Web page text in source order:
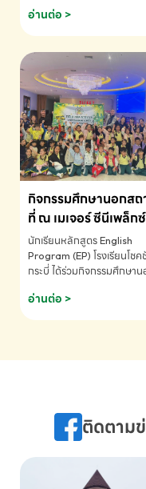
ข้อมูลเพิ่มเติม โทร. 075-
อ่านต่อ >
กิจกรรมศึกษานอกสถ
ที่ ณ เมเจอร์ ซีนีเพล็กซ์
ระดับประถมศึกษา
6)
นักเรียนหลักสูตร English
Program (EP) โรงเรียนโชค
กระบี่ ได้ร่วมกิจกรรมศึกษาน
ชมภาพยนตร์ Toy Story 5
(Soundtrack)เพื่อเสริมทักษะ
ภาษา ผ่านประสบการณ์การเ
075-691910
อ่านต่อ >
ติดตาม